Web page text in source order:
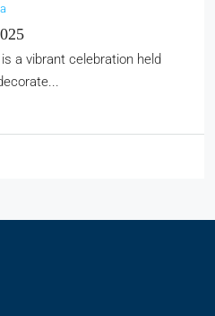
a vibrant celebration held